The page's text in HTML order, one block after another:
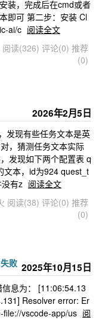
装，完成后在cmd或者
即可 第二步：安装 Cl
ai/c 阅读全文
阅读(326) 评论(0) 推荐
(0)
2026年2月5日
发现有些任务文本是英
，猜测任务文本实际
发现如下两个配置表 q
文本，id为924 quest_t
有z 阅读全文
阅读(38) 评论(0) 推荐
(0)
2025年10月15日
败
息为： [11:06:54.13
Resolver error: Er
file://vscode-app/us 阅